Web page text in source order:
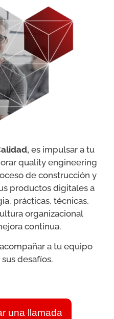
es impulsar a tu
quality engineering
de construcción y
productos digitales a
prácticas, técnicas,
organizacional
continua.
a tu equipo
desafíos.
una llamada